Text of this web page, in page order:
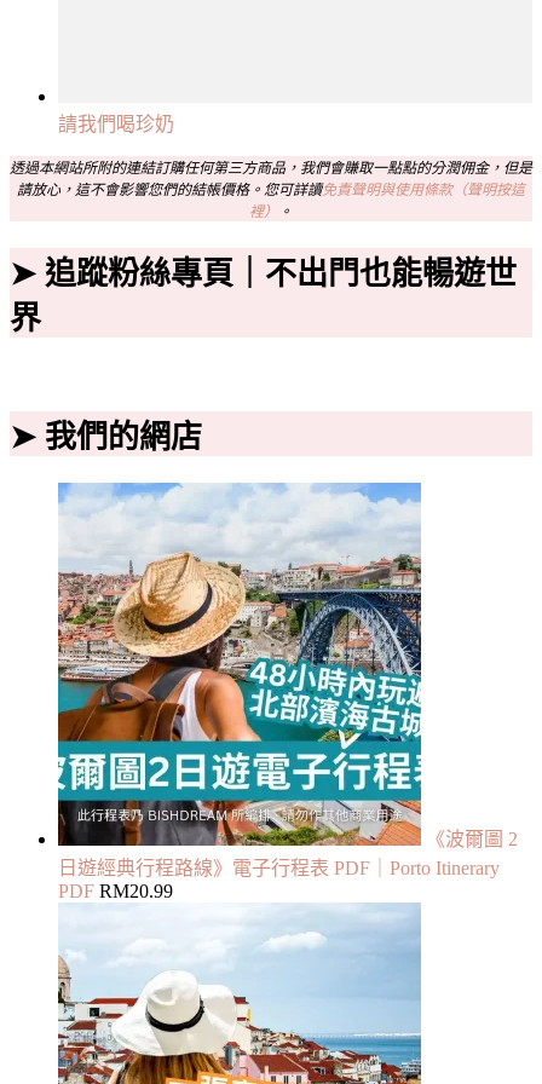
請我們喝珍奶
透過本網站所附的連結訂購任何第三方商品，我們會賺取一點點的分潤佣金，但是
請放心，這不會影響您們的結帳價格。您可詳讀免責聲明與使用條款（聲明按這
裡）
。
➤ 追蹤粉絲專頁｜不出門也能暢遊世
界
➤ 我們的網店
《波爾圖 2
日遊經典行程路線》電子行程表 PDF｜Porto Itinerary
PDF RM20.99